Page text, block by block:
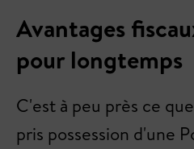
Avantages
pour longtemps
C'est à peu près ce
pris possession d'une